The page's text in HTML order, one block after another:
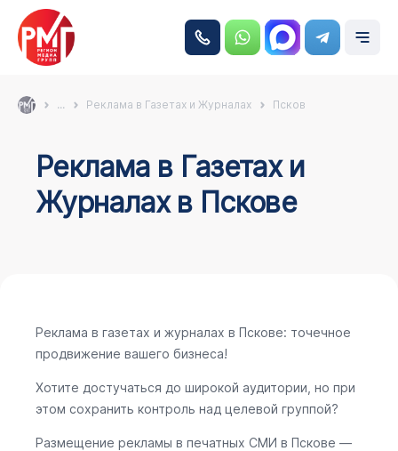
... Реклама в Газетах и Журналах Псков
Реклама в Газетах и
Журналах в Пскове
Реклама в газетах и журналах в Пскове: точечное
продвижение вашего бизнеса!
Хотите достучаться до широкой аудитории, но при
этом сохранить контроль над целевой группой?
Размещение рекламы в печатных СМИ в Пскове —